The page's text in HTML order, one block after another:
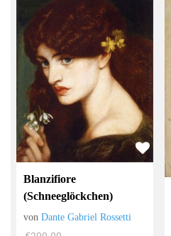
Blanzifiore
(Schneeglöckchen)
vonDante Gabriel Rossetti